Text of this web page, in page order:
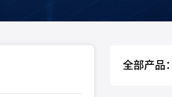
全部产品：